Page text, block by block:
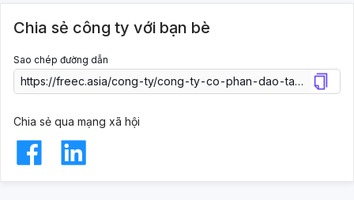
Chia sẻ công ty với bạn bè
Sao chép đường dẫn
Chia sẻ qua mạng xã hội